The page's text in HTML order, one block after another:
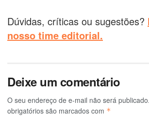
Dúvidas, críticas ou sugestões?
nosso time editorial.
Deixe um comentário
O seu endereço de e-mail não será publicado.
obrigatórios são marcados com *